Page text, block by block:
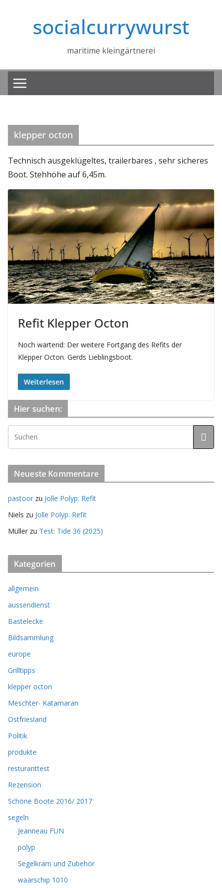
socialcurrywurst
maritime kleingärtnerei
klepper octon
Technisch ausgeklügeltes, trailerbares , sehr sicheres
Boot. Stehhöhe auf 6,45m.
Refit Klepper Octon
Noch wartend: Der weitere Fortgang des Refits der
Klepper Octon. Gerds Lieblingsboot.
Weiterlesen
Hier suchen:
Neueste Kommentare
pastoor zu Jolle Polyp: Refit
Niels zu Jolle Polyp: Refit
Müller zu Test: Tide 36 (2025)
Kategorien
allgemein
aussendienst
Bastelecke
Bildsammlung
europe
Grilltipps
klepper octon
Meschter- Katamaran
Ostfriesland
Politik
produkte
resturanttest
Rezension
Schöne Boote 2016/ 2017
segeln
Jeanneau FUN
polyp
Segelkram und Zubehör
waarschip 1010